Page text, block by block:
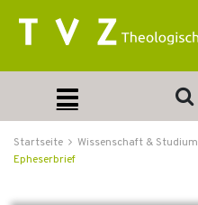
Startseite Wissenschaft & Studium
Epheserbrief